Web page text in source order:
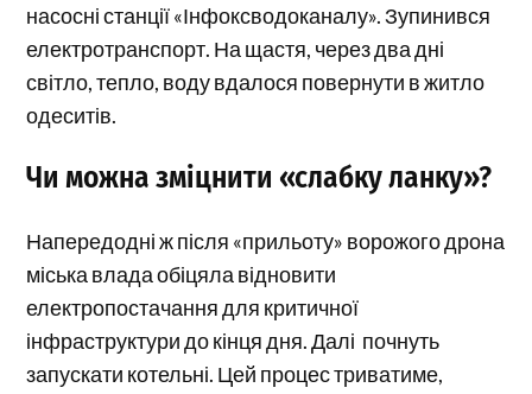
насосні станції «Інфоксводоканалу». Зупинився
електротранспорт. На щастя, через два дні
світло, тепло, воду вдалося повернути в житло
одеситів.
Чи можна зміцнити «слабку ланку»?
Напередодні ж після «прильоту» ворожого дрона
міська влада обіцяла відновити
електропостачання для критичної
інфраструктури до кінця дня. Далі почнуть
запускати котельні. Цей процес триватиме,